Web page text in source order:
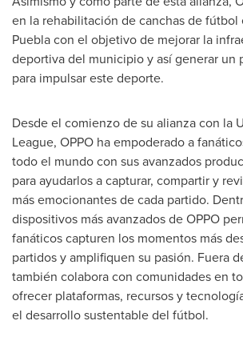
en la rehabilitación de canchas de fútbol
Pueblacon el objetivo de mejorar la
deportiva del municipio y así generar un
para impulsar este deporte.
Desde el comienzo de su alianza con la
League, OPPO ha empoderado a
todo el mundo con sus avanzados
para ayudarlos a capturar, compartir y
más emocionantes de cada partido.
dispositivos más avanzados de OPPO
fanáticos capturen los momentos más
partidos y amplifiquen su pasión. Fuera
también colabora con comunidades en
ofrecer plataformas, recursos y
el desarrollo sustentable del fútbol.